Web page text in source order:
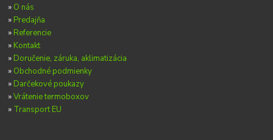
» O nás
» Predajňa
» Referencie
» Kontakt
» Doručenie, záruka, aklimatizácia
» Obchodné podmienky
» Darčekové poukazy
»Vrátenie termoboxov
» Transport EU